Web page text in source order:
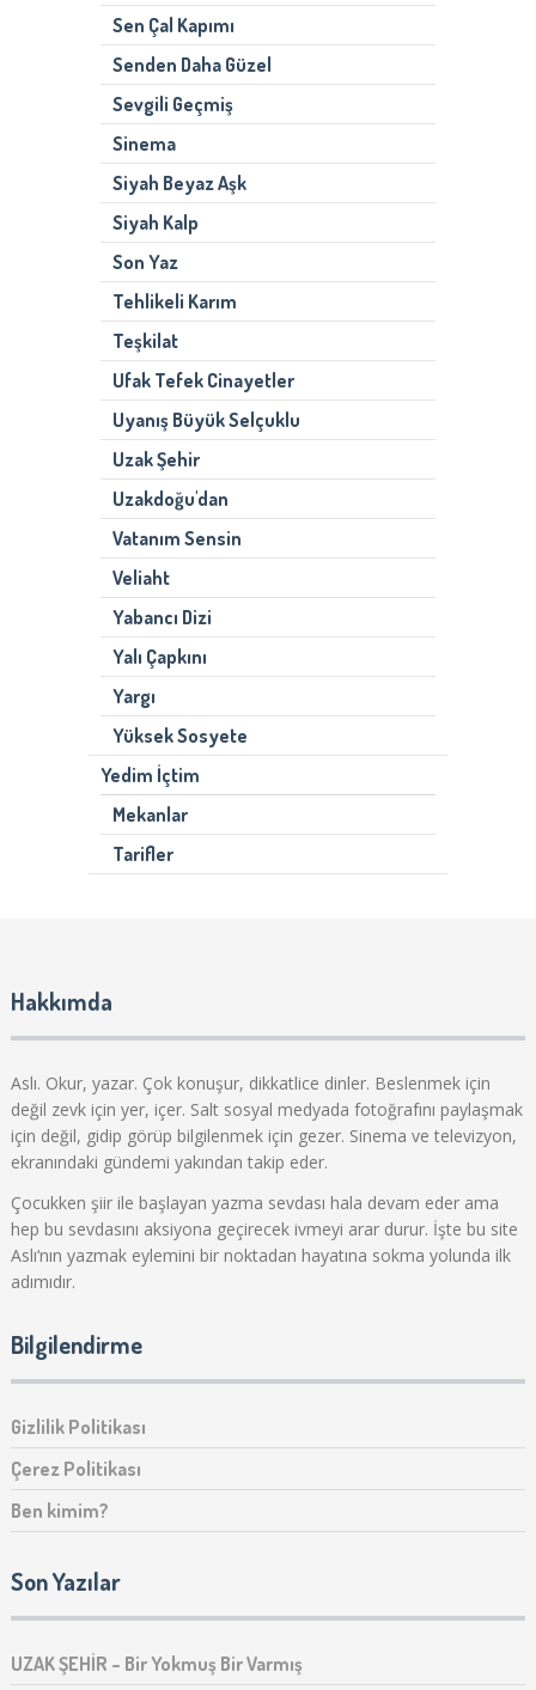
Sen Çal Kapımı
Senden Daha Güzel
Sevgili Geçmiş
Sinema
Siyah Beyaz Aşk
Siyah Kalp
Son Yaz
Tehlikeli Karım
Teşkilat
Ufak Tefek Cinayetler
Uyanış Büyük Selçuklu
Uzak Şehir
Uzakdoğu'dan
Vatanım Sensin
Veliaht
Yabancı Dizi
Yalı Çapkını
Yargı
Yüksek Sosyete
Yedim İçtim
Mekanlar
Tarifler
Hakkımda
Aslı. Okur, yazar. Çok konuşur, dikkatlice dinler. Beslenmek için
değil zevk için yer, içer. Salt sosyal medyada fotoğrafını paylaşmak
için değil, gidip görüp bilgilenmek için gezer. Sinema ve televizyon,
ekranındaki gündemi yakından takip eder.
Çocukken şiir ile başlayan yazma sevdası hala devam eder ama
hep bu sevdasını aksiyona geçirecek ivmeyi arar durur. İşte bu site
Aslı‘nın yazmak eylemini bir noktadan hayatına sokma yolunda ilk
adımıdır.
Bilgilendirme
Gizlilik Politikası
Çerez Politikası
Ben kimim?
Son Yazılar
UZAK ŞEHİR – Bir Yokmuş Bir Varmış